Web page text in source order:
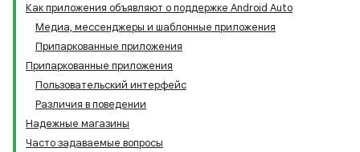
Как приложения объявляют о поддержке Android Auto
Медиа, мессенджеры и шаблонные приложения
Припаркованные приложения
Припаркованные приложения
Пользовательский интерфейс
Различия в поведении
Надежные магазины
Часто задаваемые вопросы